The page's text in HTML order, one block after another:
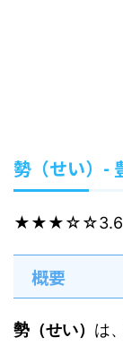
勢（せい）-
★★★☆☆3.6
概要
勢（せい） は